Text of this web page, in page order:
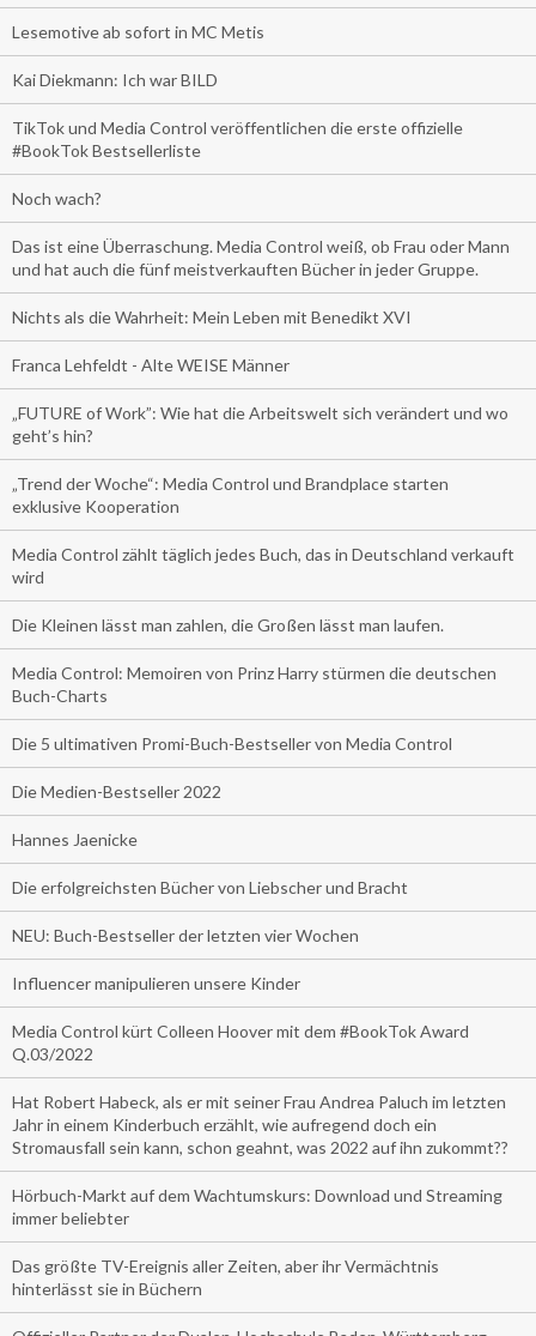
Lesemotive ab sofort in MC Metis
Kai Diekmann: Ich war BILD
TikTok und Media Control veröffentlichen die erste offizielle
#BookTok Bestsellerliste
Noch wach?
Das ist eine Überraschung. Media Control weiß, ob Frau oder Mann
und hat auch die fünf meistverkauften Bücher in jeder Gruppe.
Nichts als die Wahrheit: Mein Leben mit Benedikt XVI
Franca Lehfeldt - Alte WEISE Männer
„FUTURE of Work”: Wie hat die Arbeitswelt sich verändert und wo
geht’s hin?
„Trend der Woche“: Media Control und Brandplace starten
exklusive Kooperation
Media Control zählt täglich jedes Buch, das in Deutschland verkauft
wird
Die Kleinen lässt man zahlen, die Großen lässt man laufen.
Media Control: Memoiren von Prinz Harry stürmen die deutschen
Buch-Charts
Die 5 ultimativen Promi-Buch-Bestseller von Media Control
Die Medien-Bestseller 2022
Hannes Jaenicke
Die erfolgreichsten Bücher von Liebscher und Bracht
NEU: Buch-Bestseller der letzten vier Wochen
Influencer manipulieren unsere Kinder
Media Control kürt Colleen Hoover mit dem #BookTok Award
Q.03/2022
Hat Robert Habeck, als er mit seiner Frau Andrea Paluch im letzten
Jahr in einem Kinderbuch erzählt, wie aufregend doch ein
Stromausfall sein kann, schon geahnt, was 2022 auf ihn zukommt??
Hörbuch-Markt auf dem Wachtumskurs: Download und Streaming
immer beliebter
Das größte TV-Ereignis aller Zeiten, aber ihr Vermächtnis
hinterlässt sie in Büchern